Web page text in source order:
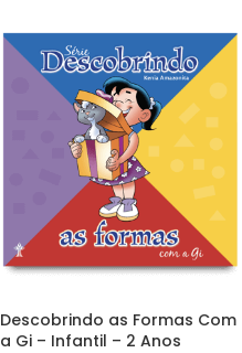
Descobrindo as Formas Com
a Gi – Infantil – 2 Anos